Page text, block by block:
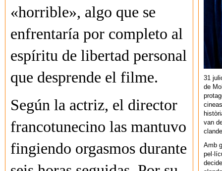
«horrible», algo que se
enfrentaría por completo al
espíritu de libertad personal
que desprende el filme.
Según la actriz, el director
francotunecino las mantuvo
fingiendo orgasmos durante
31
de
van
Amb